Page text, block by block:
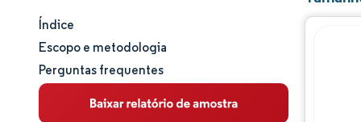
Tamanho e participação de mercado
Análise de mercado
Tendências e insights
Índice
Escopo e metodologia
Perguntas frequentes